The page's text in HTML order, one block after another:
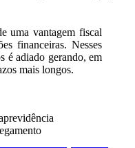
uma vantagem fiscal
financeiras. Nesses
é adiado gerando, em
mais longos.
previdência